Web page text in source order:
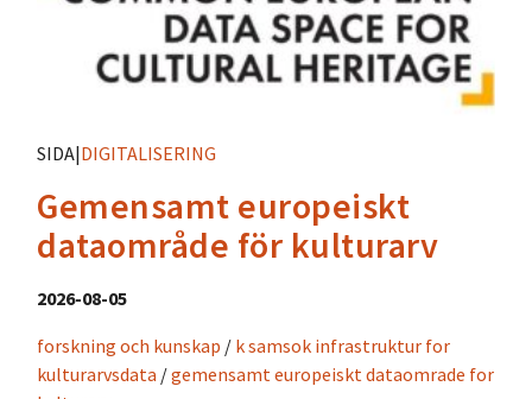
SIDA|DIGITALISERING
Gemensamt europeiskt
dataområde för kulturarv
2026-08-05
forskning och kunskap / k samsok infrastruktur for
kulturarvsdata /gemensamt europeiskt dataomrade for